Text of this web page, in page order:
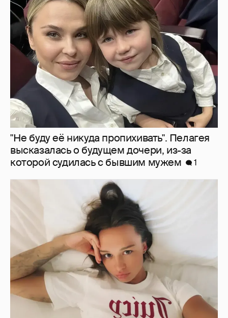
"Не буду её никуда пропихивать". Пелагея
высказалась о будущем дочери, из-за
которой судилась с бывшим мужем
1